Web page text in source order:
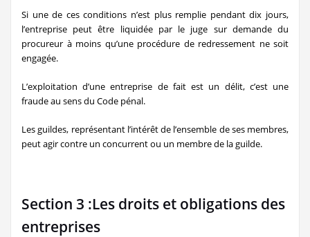
Si une de ces conditions n’est plus remplie pendant dix jours,
l’entreprise peut être liquidée par le juge sur demande du
procureur à moins qu’une procédure de redressement ne soit
engagée.
L’exploitation d’une entreprise de fait est un délit, c’est une
fraude au sens du Code pénal.
Les guildes, représentant l’intérêt de l’ensemble de ses membres,
peut agir contre un concurrent ou un membre de la guilde.
Section 3 :Les droits et obligations des
entreprises